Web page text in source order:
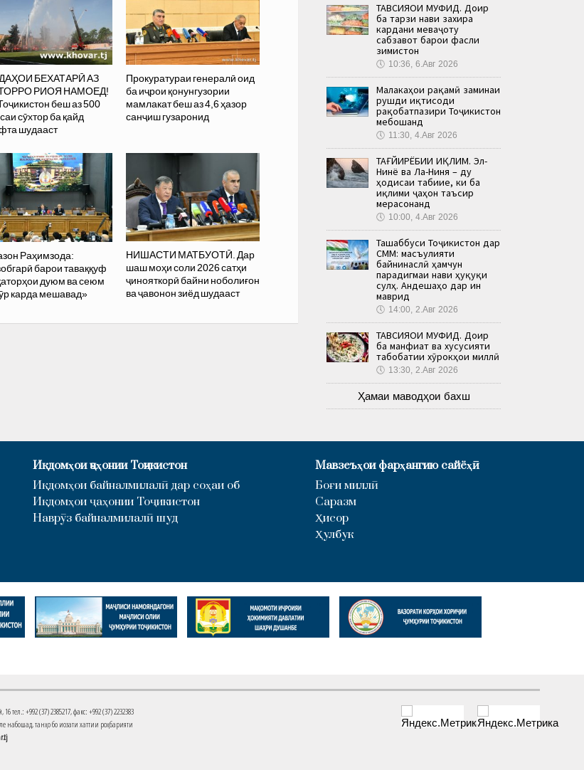
БЕХАТАРӢ АЗ
РИОЯ НАМОЕД!
беш аз 500
сӯхтор ба қайд
шудааст
Прокуратураи генералӣ оид
ба иҷрои қонунгузории
мамлакат беш аз 4,6 ҳазор
санҷиш гузаронид
Раҳимзода:
барои таваққуф
дуюм ва сеюм
карда мешавад»
НИШАСТИ МАТБУОТӢ. Дар
шаш моҳи соли 2026 сатҳи
ҷинояткорӣ байни ноболиғон
ва ҷавонон зиёд шудааст
ТАВСИЯҲОИ МУФИД. Доир
ба тарзи нави захира
кардани меваҷоту
сабзавот барои фасли
зимистон
🕔 10:36, 6.Авг 2026
Малакаҳои рақамӣ заминаи
рушди иқтисоди
рақобатпазири Тоҷикистон
мебошанд
🕔 11:30, 4.Авг 2026
ТАҒЙИРЁБИИ ИҚЛИМ. Эл-
Нинё ва Ла-Ниня – ду
ҳодисаи табиие, ки ба
иқлими ҷаҳон таъсир
мерасонанд
🕔 10:00, 4.Авг 2026
Ташаббуси Тоҷикистон дар
СММ: масъулияти
байнинаслӣ ҳамчун
парадигмаи нави ҳуқуқи
сулҳ. Андешаҳо дар ин
маврид
🕔 14:00, 2.Авг 2026
ТАВСИЯҲОИ МУФИД. Доир
ба манфиат ва хусусияти
табобатии хӯрокҳои миллӣ
🕔 13:30, 2.Авг 2026
Ҳамаи маводҳои бахш
Иқдомҳои ҷаҳонии Тоҷикистон
Иқдомҳои байналмилалӣ дар соҳаи об
Иқдомҳои ҷаҳонии Тоҷикистон
Наврӯз байналмилалӣ шуд
Мавзеъҳои фарҳангию сайёҳӣ
Боғи миллӣ
Саразм
Ҳисор
Ҳулбук
+992 (37) 2385217, факс: +992 (37) 2232383
танҳо бо иҷозати хаттии роҳбарияти